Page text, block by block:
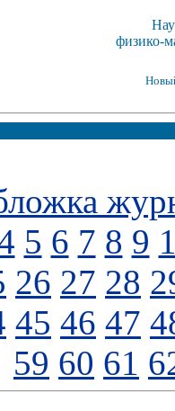
физико-
5 6 7 8 9
26 27 28
45 46 47
59 60 61